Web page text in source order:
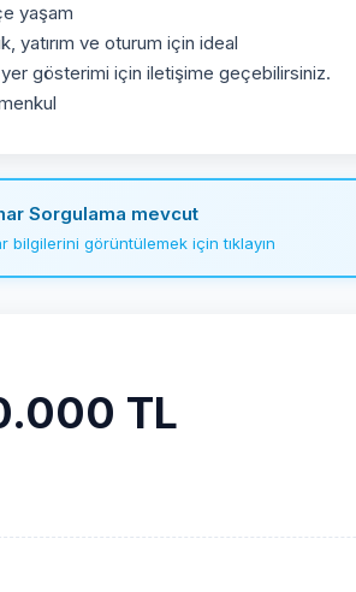
yaşam
yatırım ve oturum için ideal
yer gösterimi için iletişime geçebilirsiniz.
Sorgulama mevcut
bilgilerini görüntülemek için tıklayın
TL